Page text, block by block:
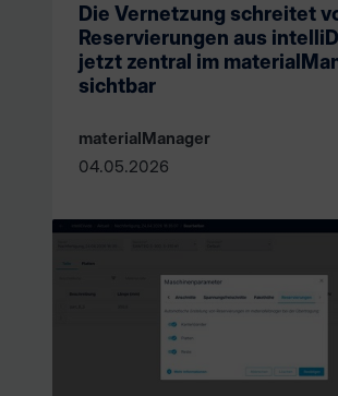
Die Vernetzung schreitet
Reservierungen aus
jetzt zentral im
sichtbar
materialManager
04.05.2026